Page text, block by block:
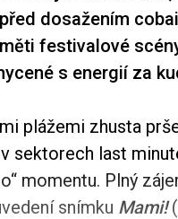
dosažením
festivalové
s energií za
plážemi zhusta
sektorech last
momentu. Plný
snímku Mami! (